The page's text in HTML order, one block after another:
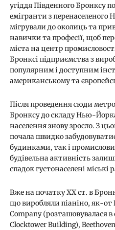
угіддя Південного Бронксу
емігранти з
мігрували до околиць та
навички та професії, щоб
міста на центр
Бронксі підприємства з
популярним і доступним
американському та
Після проведення сюди
Бронксу до складу Нью-
населення знову зросло. З
почала швидко
будинками, так і
будівельна активність
спадок густонаселені міські
Вже на початку ХХ ст. в
що виробляли піаніно, як-от
Company (розташовувалася в
Clocktower Building),